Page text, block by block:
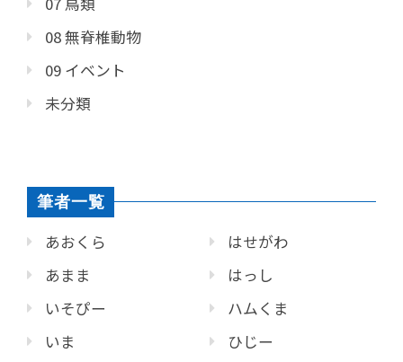
08 無脊椎動物
09 イベント
未分類
筆者一覧
あおくら
あまま
いそぴー
いま
はせがわ
はっし
ハムくま
ひじー